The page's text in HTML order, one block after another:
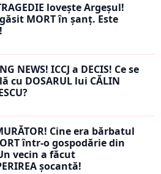
lovește Argeșul!
MORT în șanț. Este
NEWS! ICCJ a DECIS! Ce se
cu DOSARUL lui CĂLIN
Cine era bărbatul
într-o gospodărie din
vecin a făcut
șocantă!